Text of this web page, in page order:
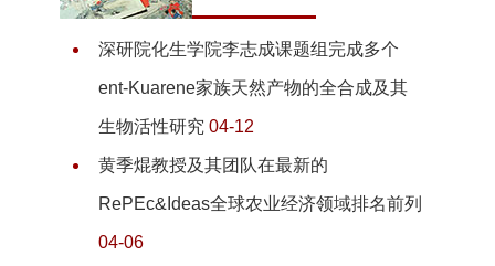
深研院化生学院李志成课题组完成多个
ent-Kuarene家族天然产物的全合成及其
生物活性研究 04-12
黄季焜教授及其团队在最新的
RePEc&Ideas全球农业经济领域排名前列
04-06